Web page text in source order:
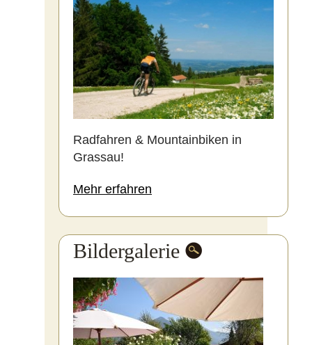
Radfahren & Mountainbiken in
Grassau!
Mehr erfahren
Bildergalerie